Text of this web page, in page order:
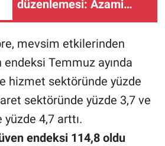
düzenlemesi: Azami
primlere yüzde 1,75 artış
mevsim etkilerinden
endeksi Temmuz ayında
hizmet sektöründe yüzde
sektöründe yüzde 3,7 ve
4,7 arttı.
endeksi 114,8 oldu